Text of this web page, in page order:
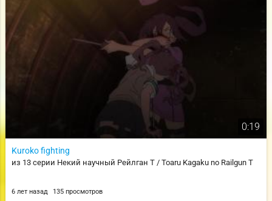
0:19
Kuroko fighting
из 13 серии Некий научный Рейлган T / Toaru Kagaku no Railgun T
6 лет назад 135 просмотров